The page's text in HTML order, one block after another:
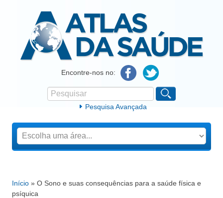
Atlas da SaúdeEncontre-nos no:
Formulário de procura
Pesquisar
Pesquisa Avançada
Está aqui
Início » O Sono e suas consequências para a saúde física e
psíquica